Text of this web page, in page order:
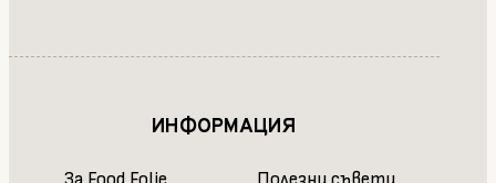
ИНФОРМАЦИЯ